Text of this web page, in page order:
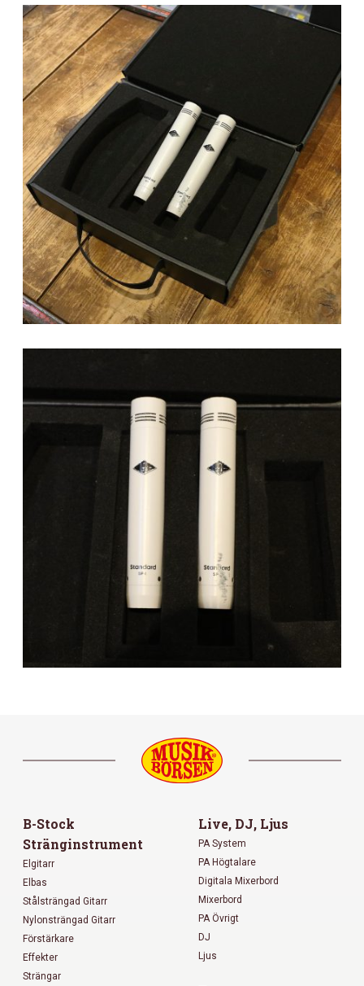
B-Stock
Stränginstrument
Elgitarr
Elbas
Stålsträngad Gitarr
Nylonsträngad Gitarr
Förstärkare
Effekter
Strängar
Live, DJ, Ljus
PA System
PA Högtalare
Digitala Mixerbord
Mixerbord
PA Övrigt
DJ
Ljus